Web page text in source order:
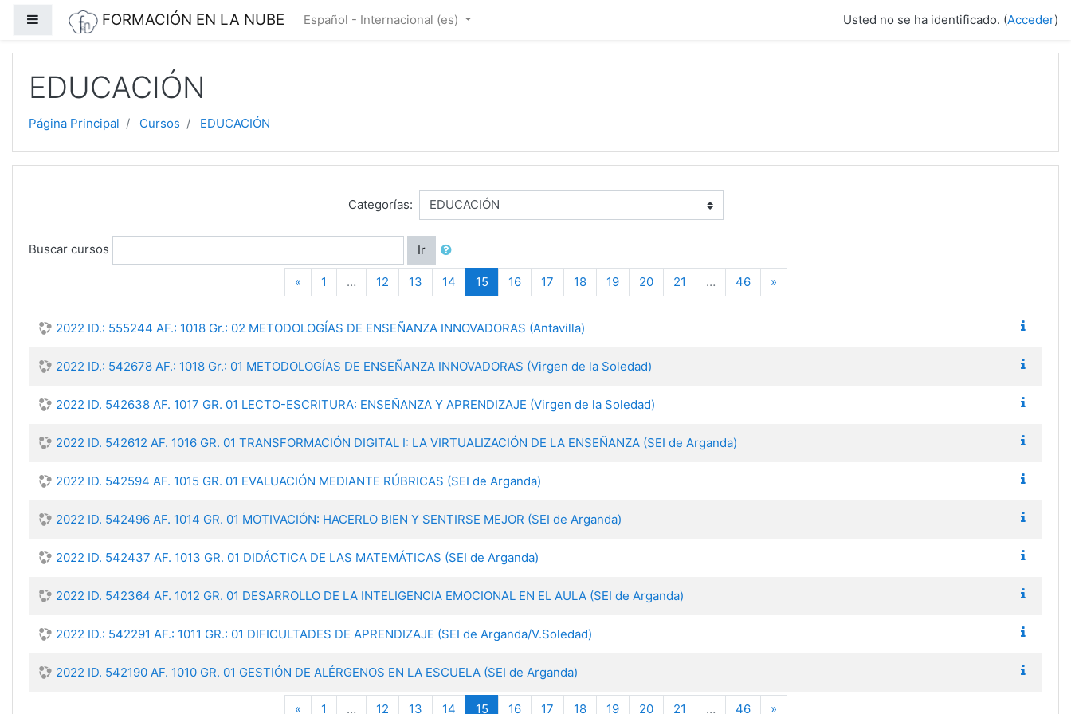
Saltar a contenido principal
Panel lateralFORMACIÓN EN LA NUBE Español - Internacional ‎(es)‎ Usted no se ha identificado. (Acceder)
EDUCACIÓN
Página Principal Cursos EDUCACIÓN
Categorías:
Buscar cursos Ir
«Anterior
1 … 12 13 14 15(current)
16 17 18 19 20 21 … 46 »Siguiente
2022 ID.: 555244 AF.: 1018 Gr.: 02 METODOLOGÍAS DE ENSEÑANZA INNOVADORAS (Antavilla)
2022 ID.: 542678 AF.: 1018 Gr.: 01 METODOLOGÍAS DE ENSEÑANZA INNOVADORAS (Virgen de la Soledad)
2022 ID. 542638 AF. 1017 GR. 01 LECTO-ESCRITURA: ENSEÑANZA Y APRENDIZAJE (Virgen de la Soledad)
2022 ID. 542612 AF. 1016 GR. 01 TRANSFORMACIÓN DIGITAL I: LA VIRTUALIZACIÓN DE LA ENSEÑANZA (SEI de Arganda)
2022 ID. 542594 AF. 1015 GR. 01 EVALUACIÓN MEDIANTE RÚBRICAS (SEI de Arganda)
2022 ID. 542496 AF. 1014 GR. 01 MOTIVACIÓN: HACERLO BIEN Y SENTIRSE MEJOR (SEI de Arganda)
2022 ID. 542437 AF. 1013 GR. 01 DIDÁCTICA DE LAS MATEMÁTICAS (SEI de Arganda)
2022 ID. 542364 AF. 1012 GR. 01 DESARROLLO DE LA INTELIGENCIA EMOCIONAL EN EL AULA (SEI de Arganda)
2022 ID.: 542291 AF.: 1011 GR.: 01 DIFICULTADES DE APRENDIZAJE (SEI de Arganda/V.Soledad)
2022 ID. 542190 AF. 1010 GR. 01 GESTIÓN DE ALÉRGENOS EN LA ESCUELA (SEI de Arganda)
«Anterior
1 … 12 13 14 15(current)
16 17 18 19 20 21 … 46 »Siguiente